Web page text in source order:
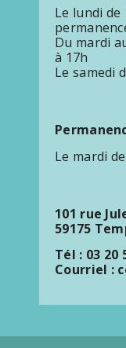
Le lundi
Du mardi
à 17h
Le samedi
Le mardi
101 rue
59175
Tél : 03 20
Courriel :